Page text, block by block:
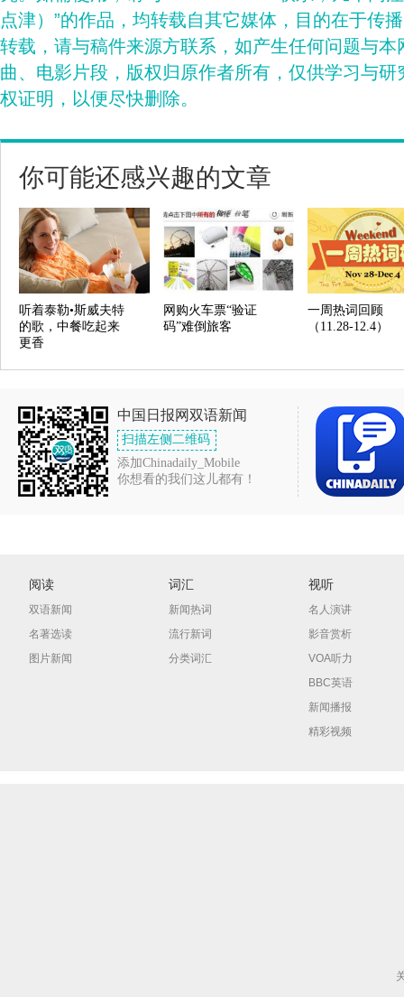
点津）”的作品，均转载自其它媒体，目的在于传
转载，请与稿件来源方联系，如产生任何问题与
曲、电影片段，版权归原作者所有，仅供学习与
权证明，以便尽快删除。
你可能还感兴趣的文章
听着泰勒•斯威夫特
的歌，中餐吃起来
更香
网购火车票“验证
码”难倒旅客
一周热词回顾
（11.28-12.4）
中国日报网双语新闻
扫描左侧二维码
添加Chinadaily_Mobile
你想看的我们这儿都有！
阅读
双语新闻
名著选读
图片新闻
词汇
新闻热词
流行新词
分类词汇
视听
名人演讲
影音赏析
VOA听力
BBC英语
新闻播报
精彩视频